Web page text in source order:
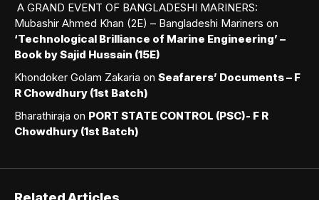
A GRAND EVENT OF BANGLADESHI MARINERS:
Mubashir Ahmed Khan (2E) – Bangladeshi Mariners on
‘Technological Brilliance of Marine Engineering’ –
Book by Sajid Hussain (15E)
Khondoker Golam Zakaria on Seafarers’ Documents – F
R Chowdhury (1st Batch)
Bharathiraja on PORT STATE CONTROL (PSC)- F R
Chowdhury (1st Batch)